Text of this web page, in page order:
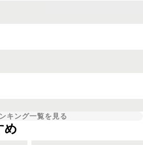
キング一覧を見る
め